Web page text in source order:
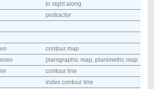
to sight along
protractor
contour map
planigraphic map, planimetric map
contour line
index contour line